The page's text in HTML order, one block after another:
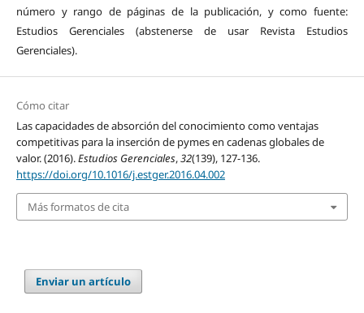
número y rango de páginas de la publicación, y como fuente:
Estudios Gerenciales (abstenerse de usar Revista Estudios
Gerenciales).
Cómo citar
Las capacidades de absorción del conocimiento como ventajas
competitivas para la inserción de pymes en cadenas globales de
valor. (2016).Estudios Gerenciales,32(139), 127-136.
https://doi.org/10.1016/j.estger.2016.04.002
Más formatos de cita
Enviar un artículo